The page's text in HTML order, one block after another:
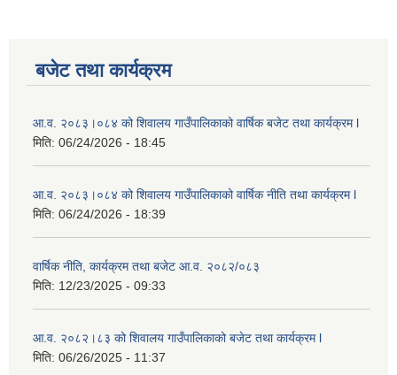
बजेट तथा कार्यक्रम
आ.व. २०८३।०८४ को शिवालय गाउँपालिकाको वार्षिक बजेट तथा कार्यक्रम l
मिति: 06/24/2026 - 18:45
आ.व. २०८३।०८४ को शिवालय गाउँपालिकाको वार्षिक नीति तथा कार्यक्रम l
मिति: 06/24/2026 - 18:39
वार्षिक नीति, कार्यक्रम तथा बजेट आ.व. २०८२/०८३
मिति: 12/23/2025 - 09:33
आ.व. २०८२।८३ को शिवालय गाउँपालिकाको बजेट तथा कार्यक्रम l
मिति: 06/26/2025 - 11:37